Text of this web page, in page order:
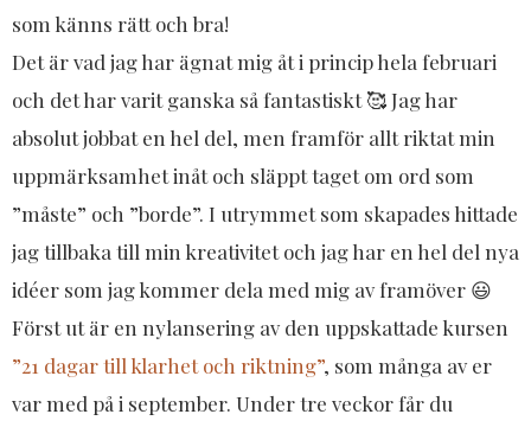
som känns rätt och bra!​
Det är vad jag har ägnat mig åt i princip hela februari
och det har varit ganska så fantastiskt 🥰 Jag har
absolut jobbat en hel del, men framför allt riktat min
uppmärksamhet inåt och släppt taget om ord som
”måste” och ”borde”. I utrymmet som skapades hittade
jag tillbaka till min kreativitet och jag har en hel del nya
idéer som jag kommer dela med mig av framöver 😃​
Först ut är en nylansering av den uppskattade kursen
”21 dagar till klarhet och riktning”, som många av er
var med på i september. Under tre veckor får du